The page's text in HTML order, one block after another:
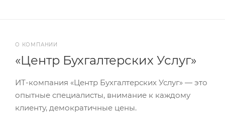
ИТ-компания «Центр Бухгалтерских Услуг» — это
опытные специалисты, внимание к каждому
клиенту, демократичные цены.
О КОМПАНИИ
«Центр Бухгалтерских Услуг»